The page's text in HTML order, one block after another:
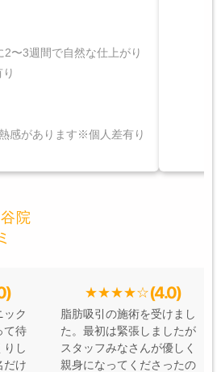
〜3週間で自然な仕上がり
感があります※個人差有り
院
ック
て待
りし
だけ
(4.0)
脂肪吸引の施術を受けまし
た。最初は緊張しましたが
スタッフみなさんが優しく
親身になってくださったの